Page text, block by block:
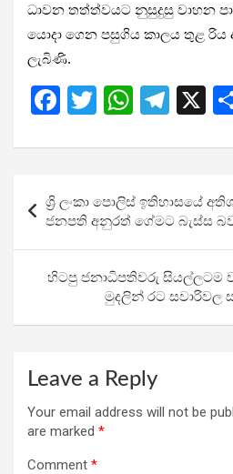
ධාවන තත්ත්වයට නුසුදුසු වාහන
යොදා ගෙන පසුගිය කාලය තුළ
ලැබිණි.
F
ce
o
o
k
T
tt
er
W
at
s
A
p
p
T
e
a
m
X
navigation
ශ්‍රි ලංකා පොලිස් ඉතිහාසයේ
ජනපති අනුරත් ගේමට බැස්ස
හිටපු ජනාධිපතිවරු සියල්ලටම
මුදලින් රට සවාරිවල
Leave a Reply
Your email address will not be
are marked *
Comment *